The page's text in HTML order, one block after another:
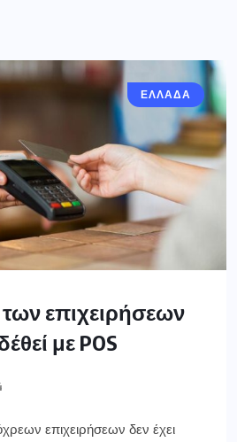
ΕΛΛΑΔΑ
επιχειρήσεων
με POS
επιχειρήσεων δεν έχει